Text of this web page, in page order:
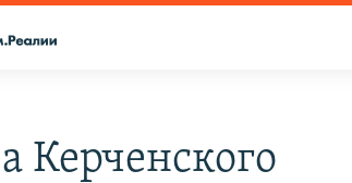
Керченского